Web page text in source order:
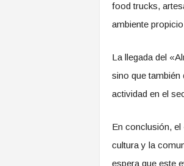
food trucks,
ambiente
La llegada del
sino que también
actividad en el
En conclusión,
cultura y la
espera que este